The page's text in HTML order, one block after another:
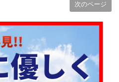
次のページ